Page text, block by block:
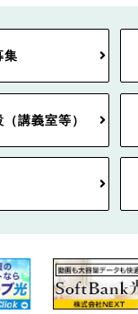
集
講義室等）